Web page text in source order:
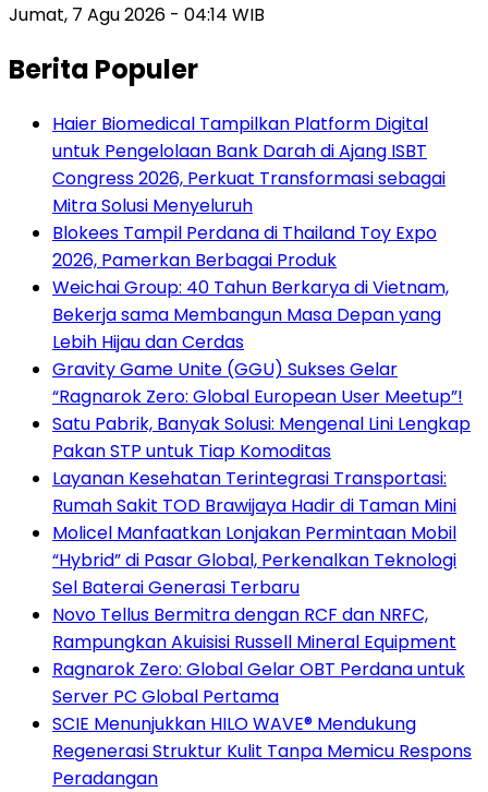
Jumat, 7 Agu 2026 - 04:14 WIB
Berita Populer
Haier Biomedical Tampilkan Platform Digital
untuk Pengelolaan Bank Darah di Ajang ISBT
Congress 2026, Perkuat Transformasi sebagai
Mitra Solusi Menyeluruh
Blokees Tampil Perdana di Thailand Toy Expo
2026, Pamerkan Berbagai Produk
Weichai Group: 40 Tahun Berkarya di Vietnam,
Bekerja sama Membangun Masa Depan yang
Lebih Hijau dan Cerdas
Gravity Game Unite (GGU) Sukses Gelar
“Ragnarok Zero: Global European User Meetup”!
Satu Pabrik, Banyak Solusi: Mengenal Lini Lengkap
Pakan STP untuk Tiap Komoditas
Layanan Kesehatan Terintegrasi Transportasi:
Rumah Sakit TOD Brawijaya Hadir di Taman Mini
Molicel Manfaatkan Lonjakan Permintaan Mobil
“Hybrid” di Pasar Global, Perkenalkan Teknologi
Sel Baterai Generasi Terbaru
Novo Tellus Bermitra dengan RCF dan NRFC,
Rampungkan Akuisisi Russell Mineral Equipment
Ragnarok Zero: Global Gelar OBT Perdana untuk
Server PC Global Pertama
SCIE Menunjukkan HILO WAVE® Mendukung
Regenerasi Struktur Kulit Tanpa Memicu Respons
Peradangan